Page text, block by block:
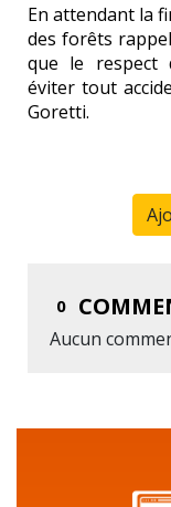
En attendant la
des forêts
que le respect
éviter tout
Goretti.
0
Aucun